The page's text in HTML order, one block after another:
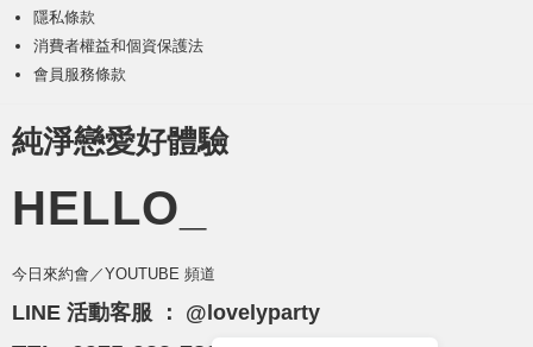
隱私條款
消費者權益和個資保護法
會員服務條款
純淨戀愛好體驗
HELLO_
今日來約會／YOUTUBE 頻道
LINE 活動客服 ： @lovelyparty